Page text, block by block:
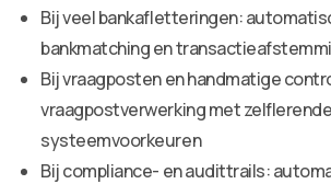
Bij veel bankafletteringen:
bankmatching en
Bij vraagposten en handmatige
vraagpostverwerking met zelflerende
systeemvoorkeuren
Bij compliance- en audittrails: